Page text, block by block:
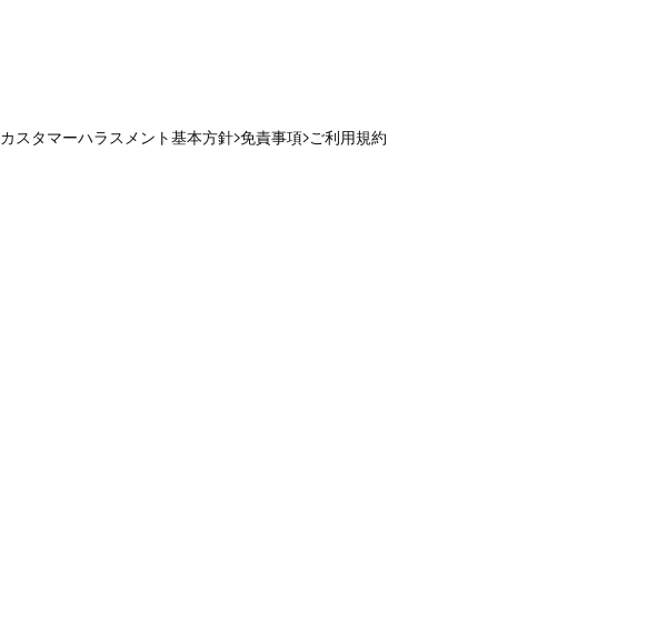
カスタマーハラスメント基本方針 免責事項 ご利用規約